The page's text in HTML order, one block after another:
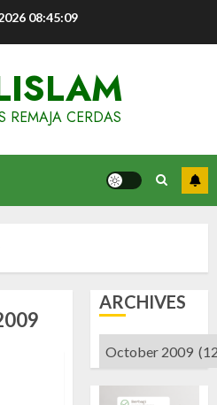
08:45:10
REMAJA CERDAS
ARCHIVES
Archives